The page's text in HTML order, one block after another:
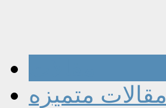
مقالات متميزه